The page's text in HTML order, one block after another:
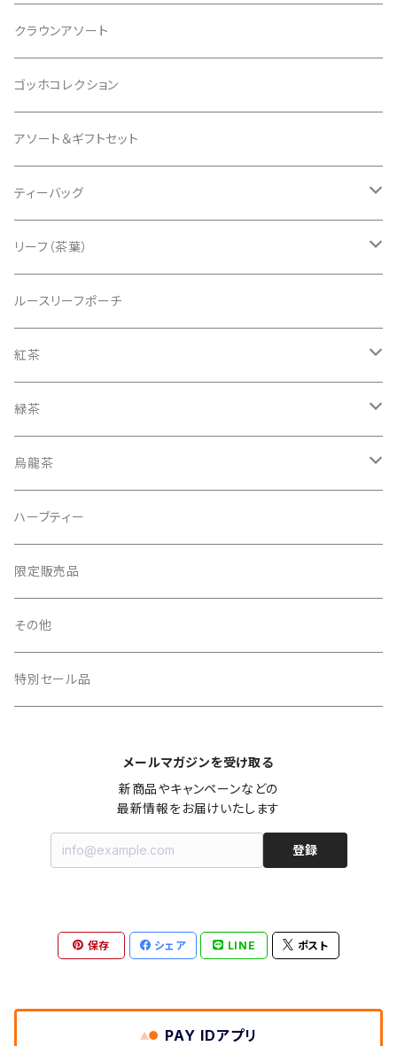
クラウンアソート
ゴッホコレクション
アソート＆ギフトセット
ティーバッグ
クラシックティーバッグ
ティーバッグ 25個入り
ティーバッグ 50個入り
シルケンピラミッドティーバッグ
アソート＆ギフトセット
ティーバッグお試しセット
ティーバッグバラ
ティーバッグ20個入り 簡易パッケージセット
リーフ（茶葉）
リーフ（茶葉） 100g入り BOX
リーフ（茶葉） 125g入り CADDY（缶）
グルメシリーズ
ヘリテージコレクション
アソート＆ギフトセット
ゴッホコレクション
ルースリーフポーチ
紅茶
ノンフレーバードティー（紅茶100％）
紅茶ベースのフレーバードティー
緑茶
ノンフレーバードティー（緑茶100％）
緑茶ベースのフレーバードティー
烏龍茶
烏龍茶ベースのフレーバードティー
ハーブティー
限定販売品
その他
特別セール品
メールマガジンを受け取る
新商品やキャンペーンなどの
最新情報をお届けいたします
登録
保存 シェア LINE ポスト
PAY IDアプリ